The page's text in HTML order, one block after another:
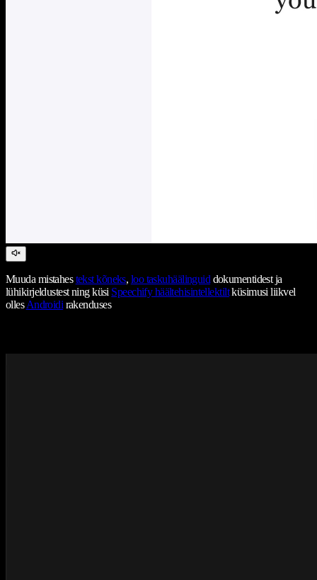
Muuda mistahestekst kõneks, loo taskuhäälinguiddokumentidest ja
lühikirjeldustest ning küsi Speechify häältehisintellektiltküsimusi liikvel
ollesAndroidirakenduses